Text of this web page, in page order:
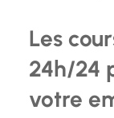
Les
24h/24
votre